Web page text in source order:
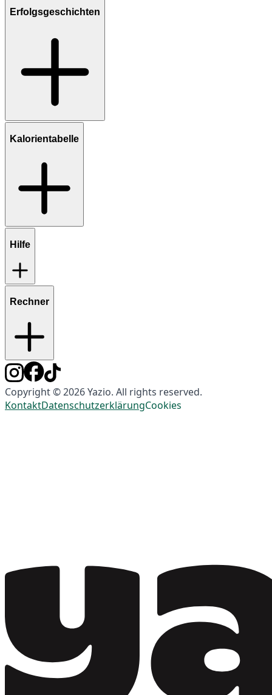
Erfolgsgeschichten
Kalorientabelle
Hilfe
Rechner
Copyright © 2026 Yazio. All rights reserved.
KontaktDatenschutzerklärungCookies